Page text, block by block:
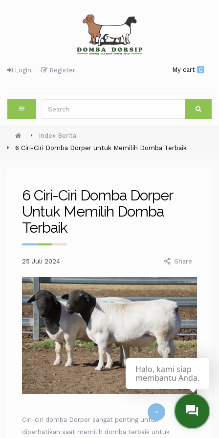
Login Register My cart 0
Index Berita
6 Ciri-Ciri Domba Dorper untuk Memilih Domba Terbaik
6 Ciri-Ciri Domba Dorper
Untuk Memilih Domba
Terbaik
25 Juli 2024 Share
Ciri-ciri domba Dorper sangat penting untuk
diperhatikan saat memilih domba terbaik untuk
Halo, kami siap
membantu Anda.